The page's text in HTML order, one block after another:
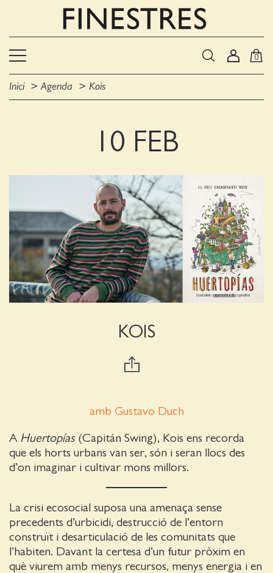
0
Inici Agenda Kois
10 FEB
KOIS
amb Gustavo Duch
A Huertopías (Capitán Swing), Kois ens recorda
que els horts urbans van ser, són i seran llocs des
d’on imaginar i cultivar mons millors.
La crisi ecosocial suposa una amenaça sense
precedents d’urbicidi, destrucció de l’entorn
construït i desarticulació de les comunitats que
l’habiten. Davant la certesa d’un futur pròxim en
què viurem amb menys recursos, menys energia i en